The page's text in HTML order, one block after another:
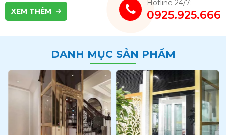
XEM THÊM
Hotline 24/7:
0925.925.666
DANH MỤC SẢN PHẨM